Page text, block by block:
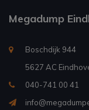
Megadump
Boschdijk 944
5627 AC
040-741 00 41